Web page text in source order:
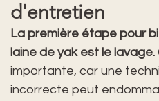
d'entretien
La première étape pour
laine de yak est le lavage.
importante, car une
incorrecte peut